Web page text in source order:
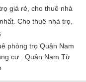
giá rẻ, cho thuê nhà
Cho thuê nhà trọ,
phòng trọ Quận Nam
cư . Quận Nam Từ